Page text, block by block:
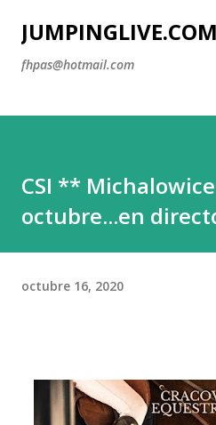
Ir al
JUMPINGLIVE.COM
fhpas@hotmail.com
CSI **
octubre...en
octubre 16, 2020